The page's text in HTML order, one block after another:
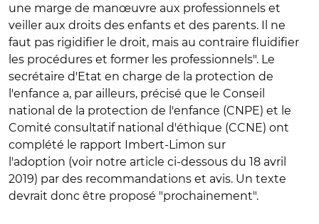
une marge de manœuvre aux professionnels et
veiller aux droits des enfants et des parents. Il ne
faut pas rigidifier le droit, mais au contraire fluidifier
les procédures et former les professionnels". Le
secrétaire d'Etat en charge de la protection de
l'enfance a, par ailleurs, précisé que le Conseil
national de la protection de l'enfance (CNPE) et le
Comité consultatif national d'éthique (CCNE) ont
complété le rapport Imbert-Limon sur
l'adoption (voir notre article ci-dessous du 18 avril
2019) par des recommandations et avis. Un texte
devrait donc être proposé "prochainement".